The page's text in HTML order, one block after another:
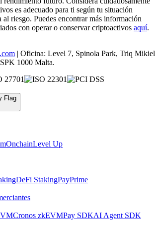
es adecuado para ti según tu situación
riesgo. Puedes encontrar más información
con operar o conservar criptoactivos aquí.
| Oficina: Level 7, Spinola Park, Triq Mikiel
1000 Malta.
OnchainLevel Up
DeFi StakingPayPrime
Cronos zkEVMPay SDKAI Agent SDK